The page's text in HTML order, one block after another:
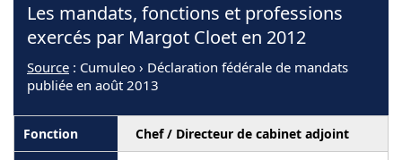
Les mandats, fonctions et professions
exercés par Margot Cloet en 2012
Source : Cumuleo › Déclaration fédérale de mandats
publiée en août 2013
Chef / Directeur de cabinet adjoint